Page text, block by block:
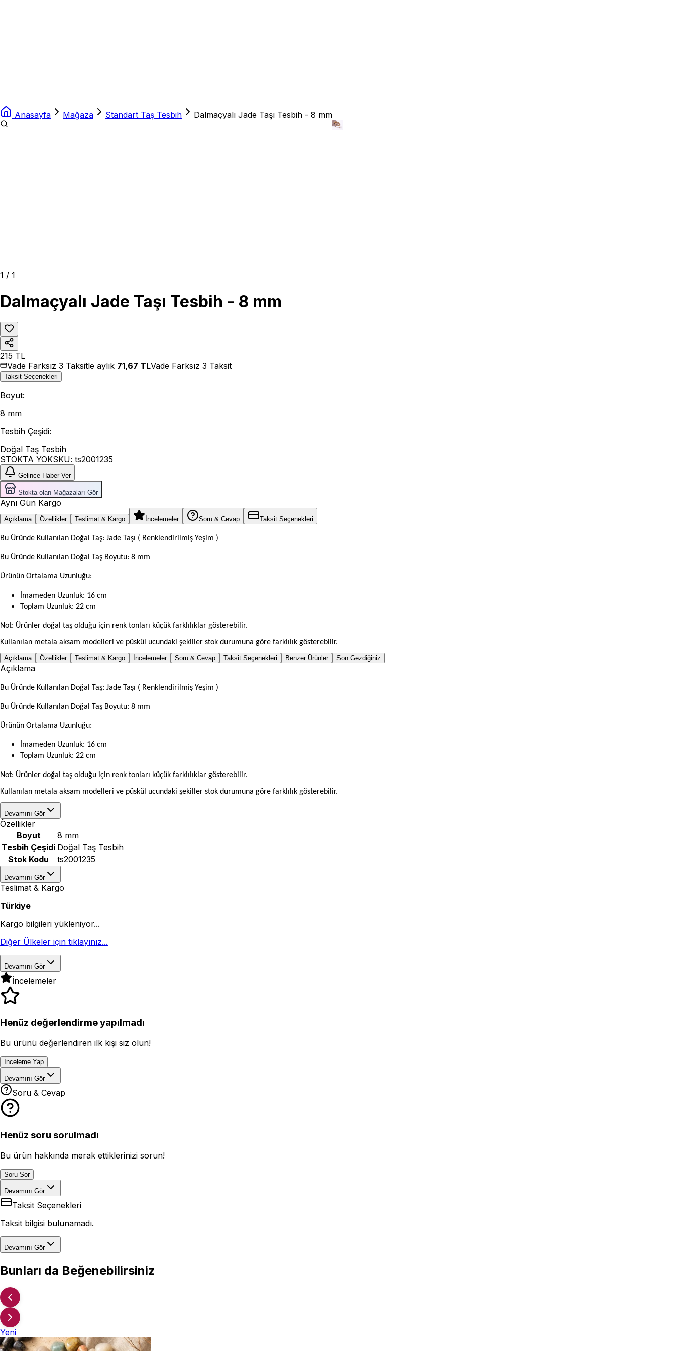
Anasayfa Mağaza Standart Taş Tesbih Dalmaçyalı Jade Taşı Tesbih - 8 mm
1 / 1
Dalmaçyalı Jade Taşı Tesbih - 8 mm
215 TL
Vade Farksız 3 Taksitle aylık 71,67 TLVade Farksız 3 Taksit
Taksit Seçenekleri
Boyut:
8 mm
Tesbih Çeşidi:
Doğal Taş Tesbih
STOKTA YOKSKU: ts2001235
Gelince Haber Ver
Stokta olan Mağazaları Gör
Aynı Gün Kargo
Açıklama Özellikler Teslimat & Kargo İncelemeler Soru & Cevap Taksit Seçenekleri
Bu Üründe Kullanılan Doğal Taş: Jade Taşı ( Renklendirilmiş Yeşim )
Bu Üründe Kullanılan Doğal Taş Boyutu: 8 mm
Ürünün Ortalama Uzunluğu:
İmameden Uzunluk: 16 cm
Toplam Uzunluk: 22 cm
Not: Ürünler doğal taş olduğu için renk tonları küçük farklılıklar gösterebilir.
Kullanılan metala aksam modelleri ve püskül ucundaki şekiller stok durumuna göre farklılık gösterebilir.
Açıklama Özellikler Teslimat & Kargo İncelemeler Soru & Cevap Taksit Seçenekleri Benzer Ürünler Son Gezdiğiniz
Açıklama
Bu Üründe Kullanılan Doğal Taş: Jade Taşı ( Renklendirilmiş Yeşim )
Bu Üründe Kullanılan Doğal Taş Boyutu: 8 mm
Ürünün Ortalama Uzunluğu:
İmameden Uzunluk: 16 cm
Toplam Uzunluk: 22 cm
Not: Ürünler doğal taş olduğu için renk tonları küçük farklılıklar gösterebilir.
Kullanılan metala aksam modelleri ve püskül ucundaki şekiller stok durumuna göre farklılık gösterebilir.
Devamını Gör
Özellikler
Boyut
8 mm
Tesbih Çeşidi Doğal Taş Tesbih
Stok Kodu
ts2001235
Devamını Gör
Teslimat & Kargo
Türkiye
Kargo bilgileri yükleniyor...
Diğer Ülkeler için tıklayınız...
Devamını Gör
İncelemeler
Henüz değerlendirme yapılmadı
Bu ürünü değerlendiren ilk kişi siz olun!
İnceleme Yap
Devamını Gör
Soru & Cevap
Henüz soru sorulmadı
Bu ürün hakkında merak ettiklerinizi sorun!
Soru Sor
Devamını Gör
Taksit Seçenekleri
Taksit bilgisi bulunamadı.
Devamını Gör
Bunları da Beğenebilirsiniz
Yeni